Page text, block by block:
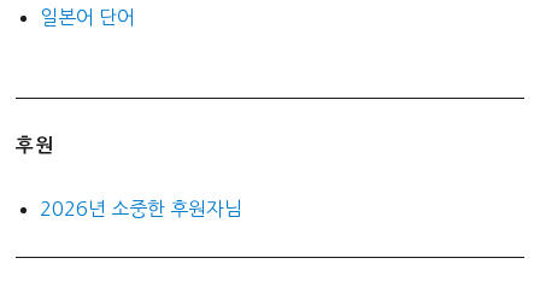
일본어 단어
후원
2026년 소중한 후원자님